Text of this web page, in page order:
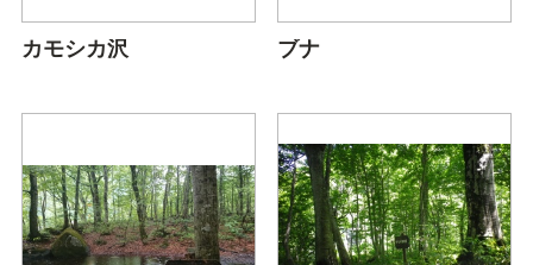
カモシカ沢 ブナ